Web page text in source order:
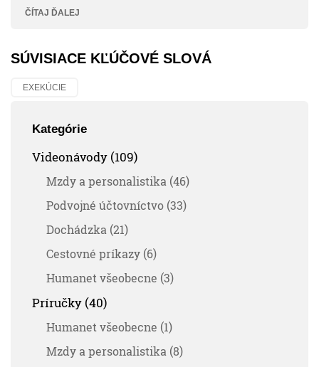
ČÍTAJ ĎALEJ
SÚVISIACE KĽÚČOVÉ SLOVÁ
EXEKÚCIE
Kategórie
Videonávody (109)
Mzdy a personalistika (46)
Podvojné účtovníctvo (33)
Dochádzka (21)
Cestovné príkazy (6)
Humanet všeobecne (3)
Príručky (40)
Humanet všeobecne (1)
Mzdy a personalistika (8)